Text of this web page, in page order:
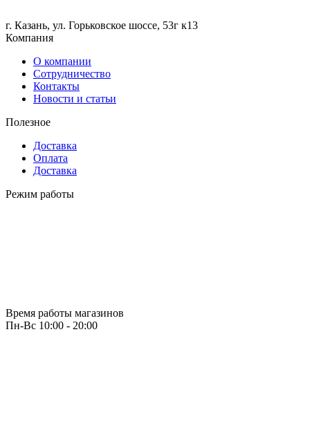
г. Казань, ул. Горьковское шоссе, 53г к13
Компания
О компании
Сотрудничество
Контакты
Новости и статьи
Полезное
Доставка
Оплата
Доставка
Режим работы
Время работы магазинов
Пн-Вс 10:00 - 20:00